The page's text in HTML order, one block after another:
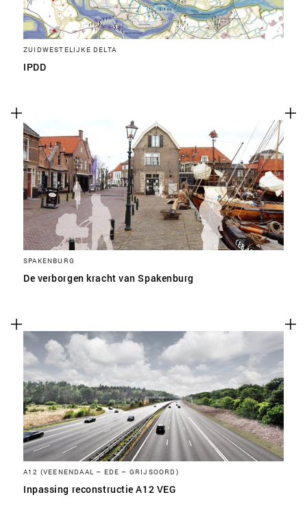
ZUIDWESTELIJKE DELTA
IPDD
SPAKENBURG
De verborgen kracht van Spakenburg
A12 (VEENENDAAL – EDE – GRIJSOORD)
Inpassing reconstructie A12 VEG